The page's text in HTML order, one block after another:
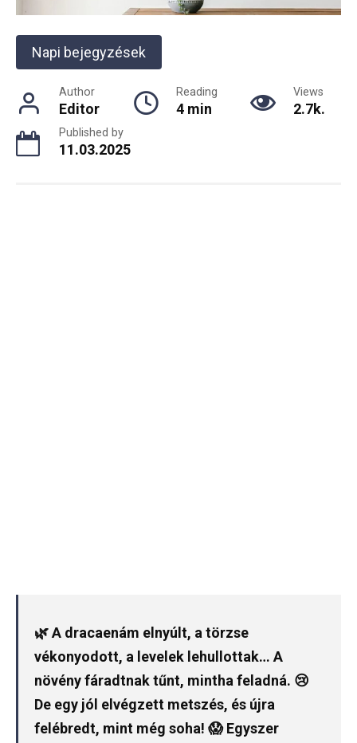
Napi bejegyzések
Author
Editor
Reading
4 min
Views
2.7k.
Published by
11.03.2025
🌿 A dracaenám elnyúlt, a törzse
vékonyodott, a levelek lehullottak… A
növény fáradtnak tűnt, mintha feladná. 😢
De egy jól elvégzett metszés, és újra
felébredt, mint még soha! 😱 Egyszer